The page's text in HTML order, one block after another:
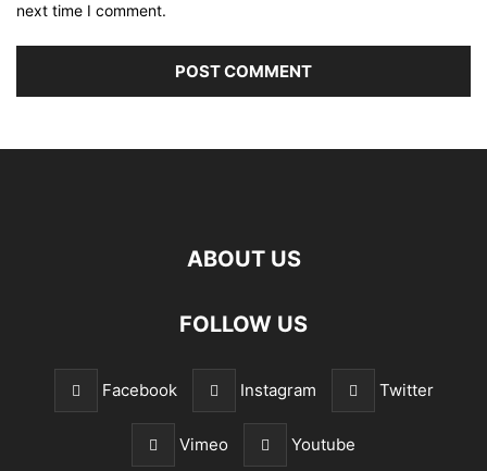
next time I comment.
ABOUT US
FOLLOW US
Facebook Instagram Twitter
Vimeo Youtube